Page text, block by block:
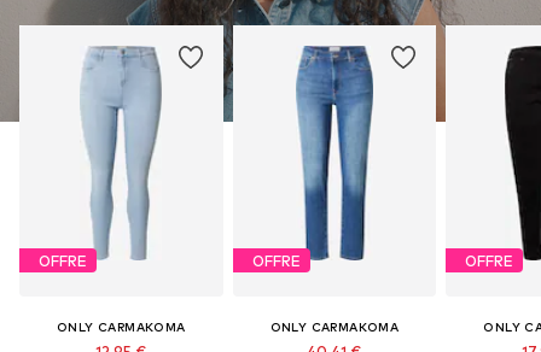
OFFRE
ONLY CARMAKOMA
OFFRE
ONLY CARMAKOMA
OFFRE
ONLY